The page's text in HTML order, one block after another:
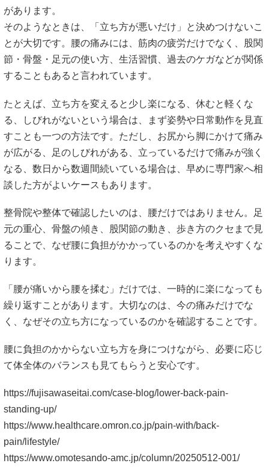
があります。
そのようなときは、「立ち方が悪いだけ」と決めつけないこ
とが大切です。腰の痛みには、筋肉の疲労だけでなく、股関
節・骨盤・足元の使い方、生活習慣、過去のケガなどが関係
することもあると言われています。
たとえば、立ち方を変えると少し楽になる、休むと軽くな
る、しびれがないという場合は、まず姿勢や日常動作を見直
すことも一つの方法です。ただし、お尻から脚にかけて痛み
が広がる、足のしびれがある、立っているだけで痛みが強く
なる、数日から数週間続いている場合は、早めに専門家へ相
談した方がよいケースもあります。
整骨院や整体で確認したいのは、腰だけではありません。足
元の重心、骨盤の傾き、股関節の動き、歩き方のクセまで見
ることで、なぜ腰に負担がかかっているのかを考えやすくな
ります。
「腰が痛いから腰を揉む」だけでは、一時的に楽になっても
繰り返すことがあります。大切なのは、今の痛みだけでな
く、なぜその立ち方になっているのかを確認することです。
腰に負担のかからない立ち方を身につけながら、必要に応じ
て体全体のバランスも見てもらうと安心です。
https://fujisawaseitai.com/case-blog/lower-back-pain-
standing-up/
https://www.healthcare.omron.co.jp/pain-with/back-
pain/lifestyle/
https://www.omotesando-amc.jp/column/20250512-001/